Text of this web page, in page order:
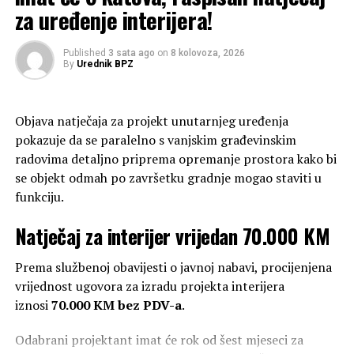
propisa iz oblasti mirovinskog i invalidskog osiguranja,
preporuke, informacije, mišljenja i zaključke dostavlja
Vladi putem resornog ministarstva, potiče mirno
rješavanje svih pitanja iz oblasti mirovinskog i
djelokruga svog rada i svoja mišljenja o tim
dokumentima putem resornog ministarstva dostavlja
Vladi. Vijeće prati i primjenu propisa i ostvarivanje prava
iz oblasti mirovinskog i invalidskog osiguranja te
predlaže nadležnim tijelima i institucijama mjere za
Informaciju Federalnog ministarstva rada i socijalne
politike o potrebi formiranja Vijeća umirovljenika
Federacije BiH, kada je i zadužila Ministarstvo da s
predstavnicima dva saveza udruga umirovljenika u
Federaciji BiH usuglasi tekst sporazuma o osnivanju
za uređenje interijera!
Published 3 sata ago on 8 kolovoza, 2026
By Urednik BPZ
Objava natječaja za projekt unutarnjeg uređenja
pokazuje da se paralelno s vanjskim građevinskim
radovima detaljno priprema opremanje prostora kako bi
se objekt odmah po završetku gradnje mogao staviti u
funkciju.
Natječaj za interijer vrijedan 70.000 KM
Prema službenoj obavijesti o javnoj nabavi, procijenjena
vrijednost ugovora za izradu projekta interijera
iznosi70.000 KM bez PDV-a.
Odabrani projektant imat će rok od šest mjeseci za